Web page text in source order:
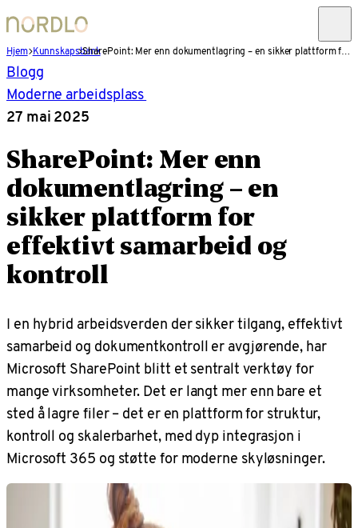
Hjem Kunnskapsbank SharePoint: Mer enn dokumentlagring – en sikker plattform for effektivt samarbeid og kontroll
Blogg
Moderne arbeidsplass
27 mai 2025
SharePoint: Mer enn
dokumentlagring – en
sikker plattform for
effektivt samarbeid og
kontroll
I en hybrid arbeidsverden der sikker tilgang, effektivt
samarbeid og dokumentkontroll er avgjørende, har
Microsoft SharePoint blitt et sentralt verktøy for
mange virksomheter. Det er langt mer enn bare et
sted å lagre filer – det er en plattform for struktur,
kontroll og skalerbarhet, med dyp integrasjon i
Microsoft 365 og støtte for moderne skyløsninger.